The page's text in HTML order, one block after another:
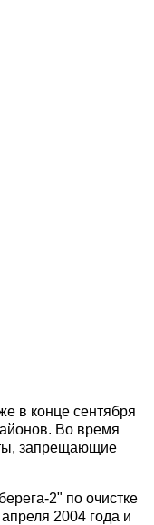
в конце сентября
Во время
запрещающие
2" по очистке
2004 года и